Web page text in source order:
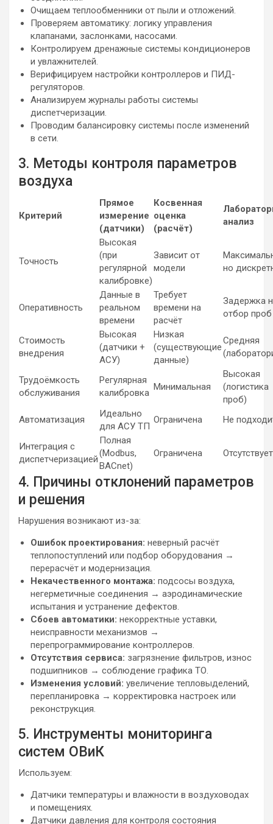
Очищаем теплообменники от пыли и отложений.
Проверяем автоматику: логику управления
клапанами, заслонками, насосами.
Контролируем дренажные системы кондиционеров
и увлажнителей.
Верифицируем настройки контроллеров и ПИД-
регуляторов.
Анализируем журналы работы системы
диспетчеризации.
Проводим балансировку системы после изменений
в сети.
3. Методы контроля параметров
воздуха
Критерий
Прямое
измерение
(датчики)
Косвенная
оценка
(расчёт)
анализ
Точность
Высокая
(при
регулярной
калибровке)
Зависит от
модели
но
Оперативность
Данные в
реальном
времени
Требует
времени на
расчёт
Задержка
отбор проб
Стоимость
внедрения
Высокая
(датчики +
АСУ)
Низкая
(существующие
данные)
Средняя
Трудоёмкость
обслуживания
Регулярная
калибровка
Минимальная
Высокая
(логистика
проб)
Автоматизация
Идеально
для АСУ ТП
Ограничена Не
Интеграция с
диспетчеризацией
Полная
(Modbus,
BACnet)
Ограничена Отсутствует
4. Причины отклонений параметров
и решения
Нарушения возникают из-за:
Ошибок проектирования: неверный расчёт
теплопоступлений или подбор оборудования →
перерасчёт и модернизация.
Некачественного монтажа: подсосы воздуха,
негерметичные соединения → аэродинамические
испытания и устранение дефектов.
Сбоев автоматики: некорректные уставки,
неисправности механизмов →
перепрограммирование контроллеров.
Отсутствия сервиса: загрязнение фильтров, износ
подшипников → соблюдение графика ТО.
Изменения условий: увеличение тепловыделений,
перепланировка → корректировка настроек или
реконструкция.
5. Инструменты мониторинга
систем ОВиК
Используем:
Датчики температуры и влажности в воздуховодах
и помещениях.
Датчики давления для контроля состояния